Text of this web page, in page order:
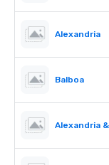
Alexandria
Balboa